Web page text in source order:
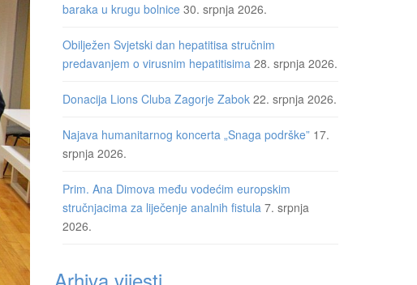
baraka u krugu bolnice 30. srpnja 2026.
Obilježen Svjetski dan hepatitisa stručnim
predavanjem o virusnim hepatitisima 28. srpnja 2026.
Donacija Lions Cluba Zagorje Zabok 22. srpnja 2026.
Najava humanitarnog koncerta „Snaga podrške” 17.
srpnja 2026.
Prim. Ana Dimova među vodećim europskim
stručnjacima za liječenje analnih fistula 7. srpnja
2026.